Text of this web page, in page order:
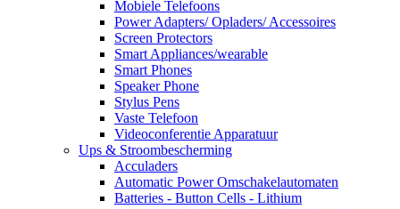
Mobiele Telefoons
Power Adapters/ Opladers/ Accessoires
Screen Protectors
Smart Appliances/wearable
Smart Phones
Speaker Phone
Stylus Pens
Vaste Telefoon
Videoconferentie Apparatuur
Ups & Stroombescherming
Acculaders
Automatic Power Omschakelautomaten
Batteries - Button Cells - Lithium